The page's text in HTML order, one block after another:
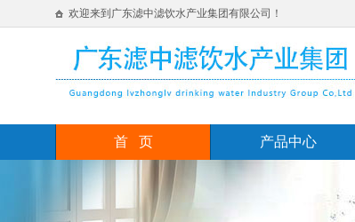
欢迎来到广东滤中滤饮水产业集团有限公司！
首 页 产品中心